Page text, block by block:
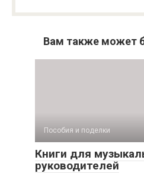
Вам также может
Пособия и поделки
Книги для
руководителей